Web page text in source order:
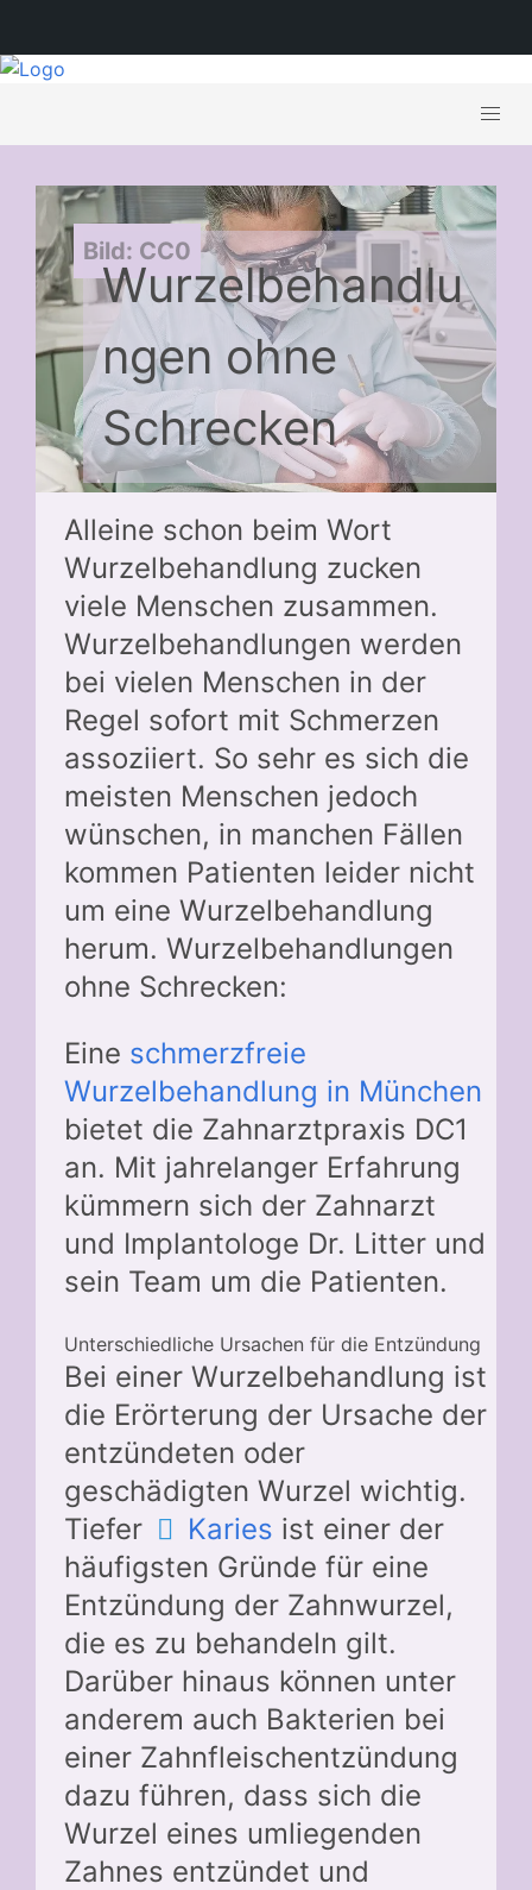
Bild: CC0
Wurzelbehandlu
ngen ohne
Schrecken
Alleine schon beim Wort
Wurzelbehandlung zucken
viele Menschen zusammen.
Wurzelbehandlungen werden
bei vielen Menschen in der
Regel sofort mit Schmerzen
assoziiert. So sehr es sich die
meisten Menschen jedoch
wünschen, in manchen Fällen
kommen Patienten leider nicht
um eine Wurzelbehandlung
herum. Wurzelbehandlungen
ohne Schrecken:
Eine schmerzfreie
Wurzelbehandlung in München
bietet die Zahnarztpraxis DC1
an. Mit jahrelanger Erfahrung
kümmern sich der Zahnarzt
und Implantologe Dr. Litter und
sein Team um die Patienten.
Unterschiedliche Ursachen für die Entzündung
Bei einer Wurzelbehandlung ist
die Erörterung der Ursache der
entzündeten oder
geschädigten Wurzel wichtig.
Tiefer
Karies ist einer der
häufigsten Gründe für eine
Entzündung der Zahnwurzel,
die es zu behandeln gilt.
Darüber hinaus können unter
anderem auch Bakterien bei
einer Zahnfleischentzündung
dazu führen, dass sich die
Wurzel eines umliegenden
Zahnes entzündet und